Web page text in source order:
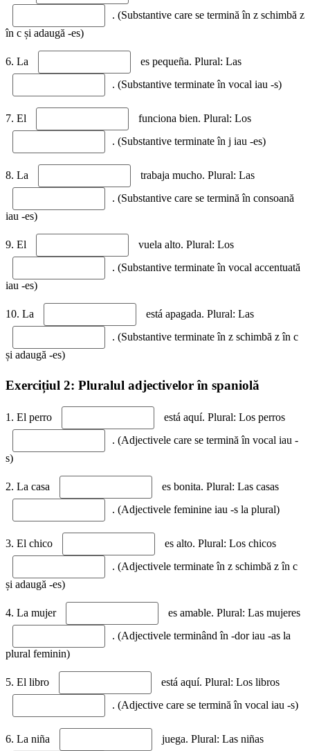
. (Substantive care se termină în z schimbă z
în c și adaugă -es)
6. La
es pequeña. Plural: Las
. (Substantive terminate în vocal iau -s)
7. El
funciona bien. Plural: Los
. (Substantive terminate în j iau -es)
8. La
trabaja mucho. Plural: Las
. (Substantive care se termină în consoană
iau -es)
9. El
vuela alto. Plural: Los
. (Substantive terminate în vocal accentuată
iau -es)
10. La
está apagada. Plural: Las
. (Substantive terminate în z schimbă z în c
și adaugă -es)
Exercițiul 2: Pluralul adjectivelor în spaniolă
1. El perro
está aquí. Plural: Los perros
. (Adjectivele care se termină în vocal iau -
s)
2. La casa
es bonita. Plural: Las casas
. (Adjectivele feminine iau -s la plural)
3. El chico
es alto. Plural: Los chicos
. (Adjectivele terminate în z schimbă z în c
și adaugă -es)
4. La mujer
es amable. Plural: Las mujeres
. (Adjectivele terminând în -dor iau -as la
plural feminin)
5. El libro
está aquí. Plural: Los libros
. (Adjective care se termină în vocal iau -s)
6. La niña
juega. Plural: Las niñas